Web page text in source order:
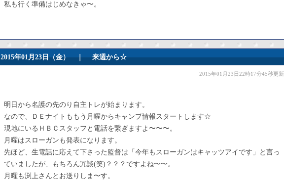
私も行く準備はじめなきゃ〜。
2015年01月23日（金） ｜来週から☆
2015年01月23日22時17分45秒更新
明日から名護の先のり自主トレが始まります。
なので、ＤＥナイトももう月曜からキャンプ情報スタートします☆
現地にいるＨＢＣスタッフと電話を繋ぎますよ〜〜〜。
月曜はスローガンも発表になります。
先ほど、生電話に応えて下さった監督は「今年もスローガンはキャッツアイです」と言っ
ていましたが、もちろん冗談(笑)？？？ですよね〜〜。
月曜も渕上さんとお送りしま〜す。